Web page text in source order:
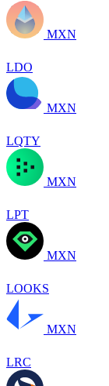
MXN
LDO
MXN
LQTY
MXN
LPT
MXN
LOOKS
MXN
LRC